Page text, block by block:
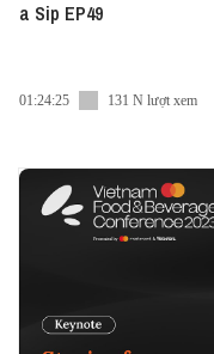
a Sip EP49
01:24:25 131 N lượt xem